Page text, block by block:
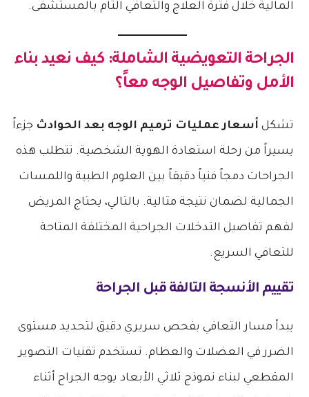
المالية خلال فترة العلاج والتعافي التام بالمستشفى.
الجراحة التعويضية الشاملة: كيف نعيد بناء
الأمل وتفاصيل الوجه معاً؟
تشكل أسعار عمليات ترميم الوجه بعد الحوادث جزءاً
يسيراً من رحلة استعادة الهوية الشخصية. تتطلب هذه
الجراحات دمجاً فنياً دقيقاً بين العلوم الطبية واللمسات
الجمالية لضمان نتيجة مثالية. بالتالي، يحتاج المريض
لفهم تفاصيل التدخلات الجراحية المختلفة المتاحة
للتعافي السريع.
تقييم الأنسجة التالفة قبل الجراحة
يبدأ مسار التعافي بفحص سريري دقيق لتحديد مستوى
الضرر في العضلات والعظام. تستخدم تقنيات التصوير
المقطعي لبناء نموذج ثلاثي الأبعاد يوجه الجراح أثناء